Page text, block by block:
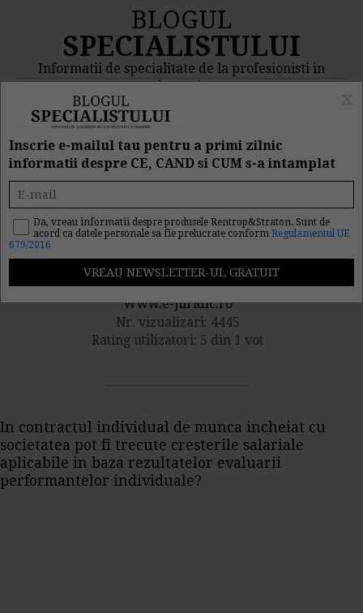
BLOGUL
SPECIALISTULUI
Informatii de specialitate de la profesionisti in
domeniu
MENIU
Modificare salariu prin
act aditional
Publicat de catre
Www.e-juridic.ro
Nr. vizualizari: 4445
Rating utilizatori: 5 din 1 vot
In contractul individual de munca incheiat cu
societatea pot fi trecute cresterile salariale
aplicabile in baza rezultatelor evaluarii
performantelor individuale?
Inscrie e-mailul tau pentru a primi zilnic
informatii despre CE, CAND si CUM s-a intamplat
Da, vreau informatii despre produsele Rentrop&Straton. Sunt de
acord ca datele personale sa fie prelucrate conform Regulamentul UE
679/2016